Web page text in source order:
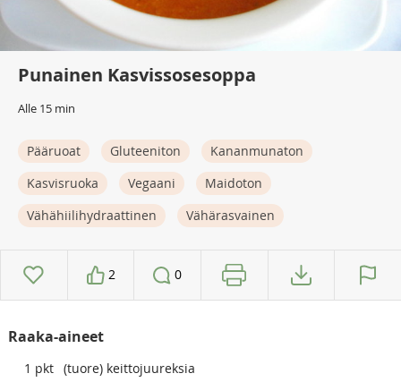
Punainen Kasvissosesoppa
Alle 15 min
Pääruoat Gluteeniton
Kananmunaton
Kasvisruoka
Vegaani
Maidoton
Vähähiilihydraattinen
Vähärasvainen
2 0
Raaka-aineet
1 pkt (tuore) keittojuureksia